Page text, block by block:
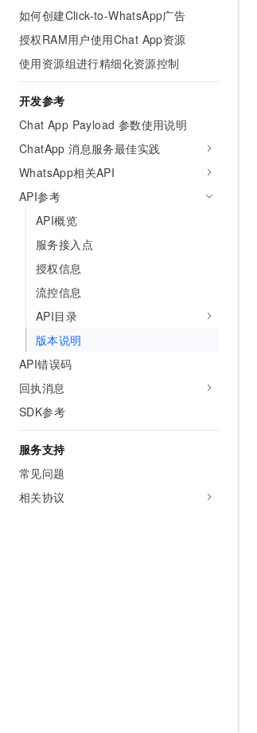
如何创建Click-to-WhatsApp广告
授权RAM用户使用Chat App资源
使用资源组进行精细化资源控制
开发参考
Chat App Payload 参数使用说明
ChatApp 消息服务最佳实践
WhatsApp相关API
API参考
API概览
服务接入点
授权信息
流控信息
API目录
版本说明
API错误码
回执消息
SDK参考
服务支持
常见问题
相关协议